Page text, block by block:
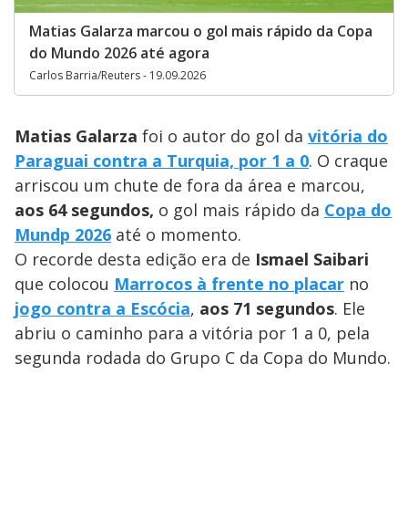
Matias Galarza marcou o gol mais rápido da Copa
do Mundo 2026 até agora
Carlos Barria/Reuters - 19.09.2026
Matias Galarza foi o autor do gol da vitória do
Paraguai contra a Turquia, por 1 a 0. O craque
arriscou um chute de fora da área e marcou,
aos 64 segundos, o gol mais rápido da Copa do
Mundp 2026 até o momento.
O recorde desta edição era de Ismael Saibari
que colocou Marrocos à frente no placar no
jogo contra a Escócia, aos 71 segundos. Ele
abriu o caminho para a vitória por 1 a 0, pela
segunda rodada do Grupo C da Copa do Mundo.